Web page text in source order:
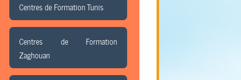
Centres de Formation Tunis
Centres de Formation
Zaghouan